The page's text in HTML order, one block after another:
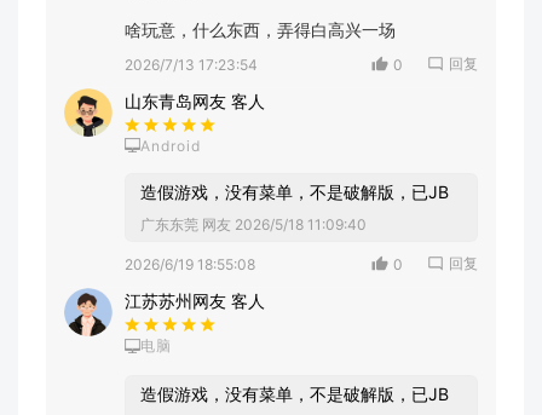
啥玩意，什么东西，弄得白高兴一场
2026/7/13 17:23:54 0 回复
山东青岛网友 客人
Android
造假游戏，没有菜单，不是破解版，已JB
广东东莞 网友 2026/5/18 11:09:40
2026/6/19 18:55:08 0 回复
江苏苏州网友 客人
电脑
造假游戏，没有菜单，不是破解版，已JB